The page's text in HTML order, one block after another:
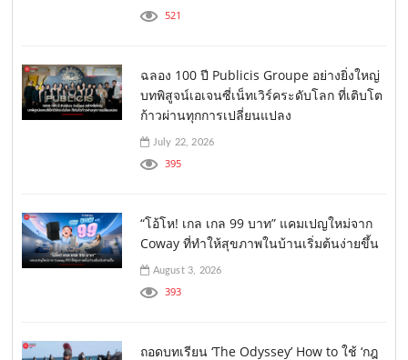
521
ฉลอง 100 ปี Publicis Groupe อย่างยิ่งใหญ่
บทพิสูจน์เอเจนซี่เน็ทเวิร์คระดับโลก ที่เติบโต
ก้าวผ่านทุกการเปลี่ยนแปลง
July 22, 2026
395
“โอ้โห! เกล เกล 99 บาท” แคมเปญใหม่จาก
Coway ที่ทำให้สุขภาพในบ้านเริ่มต้นง่ายขึ้น
August 3, 2026
393
ถอดบทเรียน ‘The Odyssey’ How to ใช้ ‘กฎ